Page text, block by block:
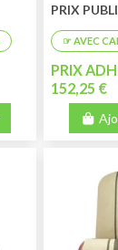
PRIX
PRIX
152,25 €